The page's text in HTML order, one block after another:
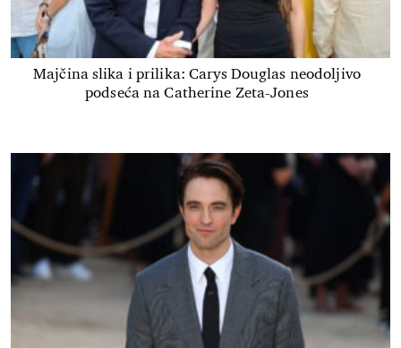
Majčina slika i prilika: Carys Douglas neodoljivo
podseća na Catherine Zeta-Jones